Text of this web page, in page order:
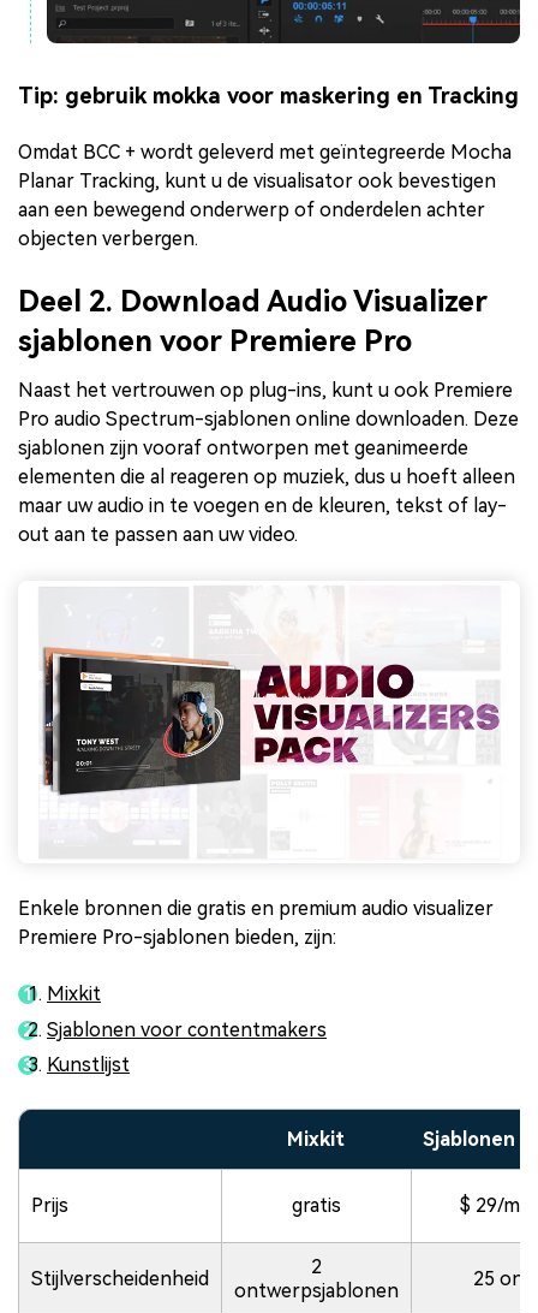
Tip: gebruik mokka voor maskering en Tracking
Omdat BCC + wordt geleverd met geïntegreerde Mocha
Planar Tracking, kunt u de visualisator ook bevestigen
aan een bewegend onderwerp of onderdelen achter
objecten verbergen.
Deel 2. Download Audio Visualizer
sjablonen voor Premiere Pro
Naast het vertrouwen op plug-ins, kunt u ook Premiere
Pro audio Spectrum-sjablonen online downloaden. Deze
sjablonen zijn vooraf ontworpen met geanimeerde
elementen die al reageren op muziek, dus u hoeft alleen
maar uw audio in te voegen en de kleuren, tekst of lay-
out aan te passen aan uw video.
Enkele bronnen die gratis en premium audio visualizer
Premiere Pro-sjablonen bieden, zijn:
Mixkit
Sjablonen voor contentmakers
Kunstlijst
Mixkit Sjablonen
Prijs gratis $ 29/
Stijlverscheidenheid
2
ontwerpsjablonen
25